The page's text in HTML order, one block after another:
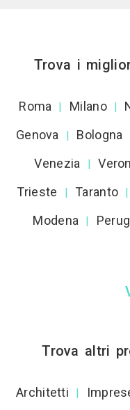
Trova i
Roma | Milano |
Genova | Bologna
Venezia |
Trieste | Taranto |
Modena |
Trova altri
Architetti |